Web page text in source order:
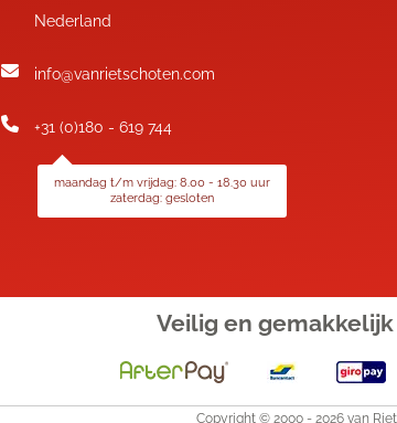
Nederland
info@vanrietschoten.com
+31 (0)180 - 619 744
maandag t/m vrijdag: 8.00 - 18.30 uur
zaterdag: gesloten
Veilig en gemakkelijk
Copyright © 2000 - 2026 van